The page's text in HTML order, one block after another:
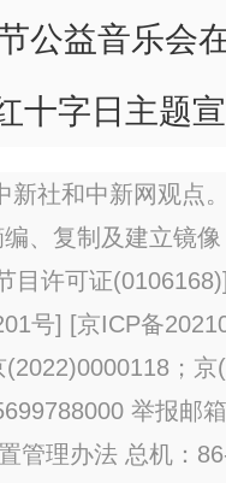
公益音乐会
十字日主题
新社和中新网观点
、复制及建立镜
目许可证(0106168)
号] [京ICP备
(2022)0000118；京
举报邮
管理办法 总机：